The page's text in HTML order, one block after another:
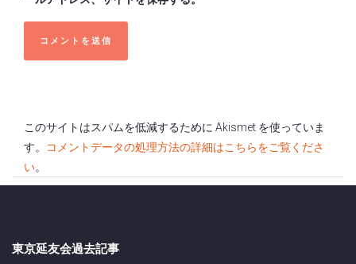
このサイトはスパムを低減するために Akismet を使っていま
す。
コメントデータの処理方法の詳細はこちらをご覧くださ
い。
東京延友会過去記事